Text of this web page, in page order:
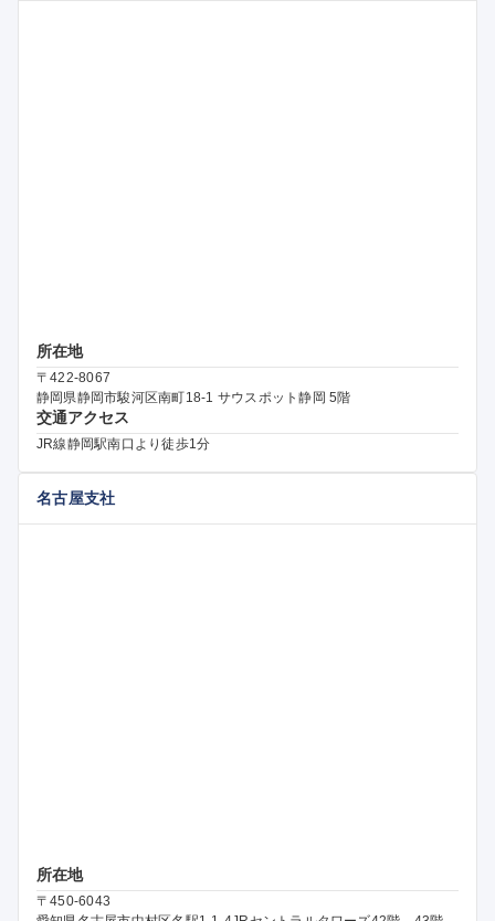
所在地
〒422-8067
静岡県静岡市駿河区南町18-1 サウスポット静岡 5階
交通アクセス
JR線静岡駅南口より徒歩1分
名古屋支社
所在地
〒450-6043